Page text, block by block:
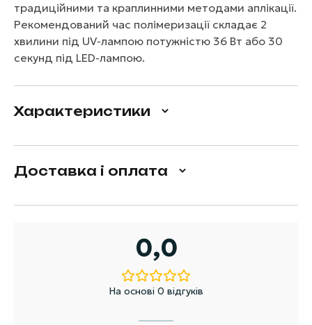
традиційними та краплинними методами аплікації.
Рекомендований час полімеризації складає 2
хвилини під UV-лампою потужністю 36 Вт або 30
секунд під LED-лампою.
Характеристики
Доставка і оплата
0,0
На основі 0 відгуків